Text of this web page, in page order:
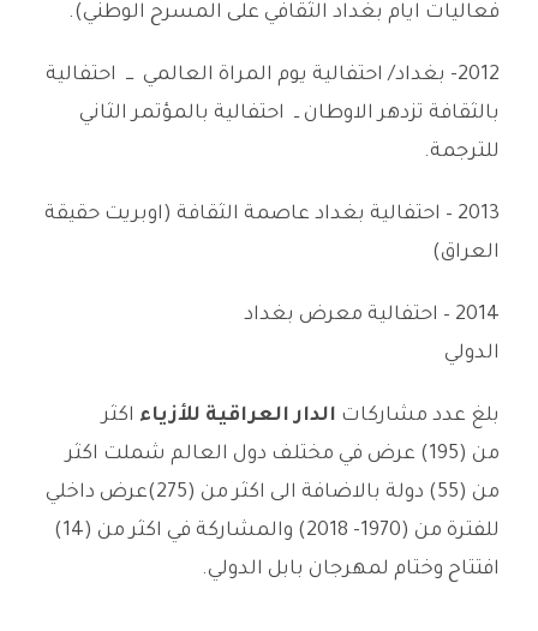
فعاليات ايام بغداد الثقافي على المسرح الوطني).
2012- بغداد/ احتفالية يوم المراة العالمي ـــ احتفالية
بالثقافة تزدهر الاوطان ــ احتفالية بالمؤتمر الثاني
للترجمة.
2013 – احتفالية بغداد عاصمة الثقافة (اوبريت حقيقة
العراق)
2014 – احتفالية معرض بغداد
الدولي
بلغ عدد مشاركات الدار العراقية للأزياء اكثر
من (195) عرض في مختلف دول العالم شملت اكثر
من (55) دولة بالاضافة الى اكثر من (275)عرض داخلي
للفترة من (1970- 2018) والمشاركة في اكثر من (14)
افتتاح وختام لمهرجان بابل الدولي.